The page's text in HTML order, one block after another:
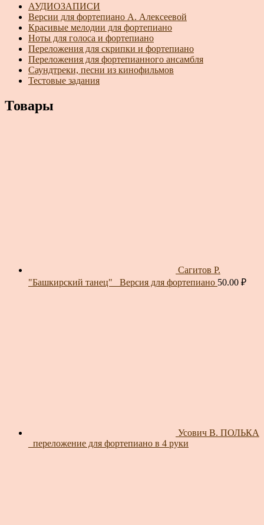
АУДИОЗАПИСИ
Версии для фортепиано А. Алексеевой
Красивые мелодии для фортепиано
Ноты для голоса и фортепиано
Переложения для скрипки и фортепиано
Переложения для фортепианного ансамбля
Саундтреки, песни из кинофильмов
Тестовые задания
Товары
Сагитов Р.
"Башкирский танец"_ Версия для фортепиано 50.00 ₽
Усович В. ПОЛЬКА
_переложение для фортепиано в 4 руки